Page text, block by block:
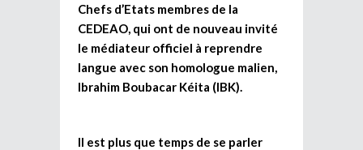
Chefs d’Etats membres de la
CEDEAO, qui ont de nouveau invité
le médiateur officiel à reprendre
langue avec son homologue malien,
Ibrahim Boubacar Kéita (IBK).
Il est plus que temps de se parler